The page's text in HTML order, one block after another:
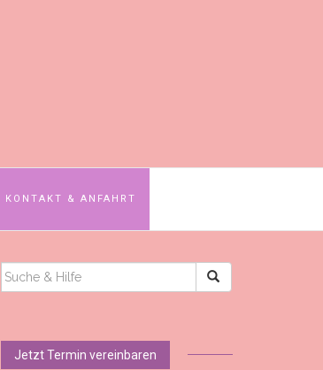
KONTAKT & ANFAHRT
SUCHEN
NACH:
Jetzt Termin vereinbaren